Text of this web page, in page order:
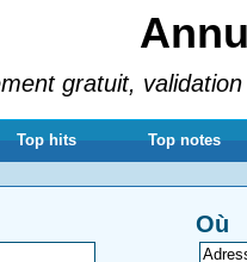
gratuit,
Top hits Top notes
Où